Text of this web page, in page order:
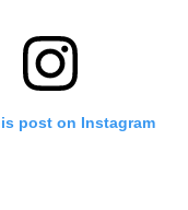
post on Instagram